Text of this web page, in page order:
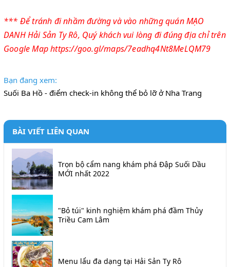
*** Để tránh đi nhầm đường và vào những quán MẠO
DANH Hải Sản Ty Rô, Quý khách vui lòng đi đúng địa chỉ trên
Google Maphttps://goo.gl/maps/7eadhq4Nt8MeLQM79
Bạn đang xem:
Suối Ba Hồ - điểm check-in không thể bỏ lỡ ở Nha Trang
BÀI VIẾT LIÊN QUAN
Trọn bộ cẩm nang khám phá Đập Suối Dầu
MỚI nhất 2022
"Bỏ túi" kinh nghiệm khám phá đầm Thủy
Triều Cam Lâm
Menu lẩu đa dạng tại Hải Sản Ty Rô